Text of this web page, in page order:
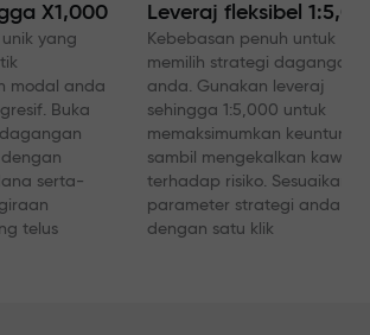
X1,000
yang
modal anda
Buka
serta-
telus
Leveraj fleksibel
Kebebasan penuh untuk
memilih strategi dagangan
anda. Gunakan leveraj
sehingga 1:5,000 untuk
memaksimumkan
sambil mengekalkan
terhadap risiko. Sesuaikan
parameter strategi anda
dengan satu klik